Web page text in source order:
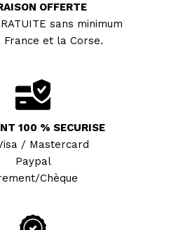
OFFERTE
sans minimum
France et la Corse.
100 % SECURISE
/ Mastercard
Paypal
Chèque